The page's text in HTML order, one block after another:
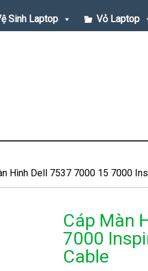
Sinh Laptop Vỏ Laptop
Hình Dell 7537 7000 15 7000
Cáp Màn
7000
Cable